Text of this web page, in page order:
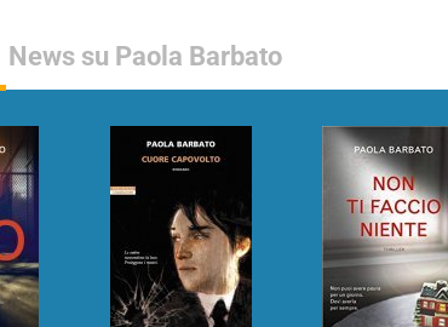
News su Paola Barbato